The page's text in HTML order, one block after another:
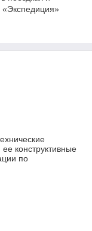
«Экспедиция»
конструктивные
по